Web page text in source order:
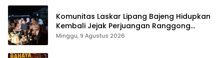
Komunitas Laskar Lipang Bajeng Hidupkan
Kembali Jejak Perjuangan Ranggong
Daeng Romo, Wabup Takalar: Apresiasi
Minggu, 9 Agustus 2026